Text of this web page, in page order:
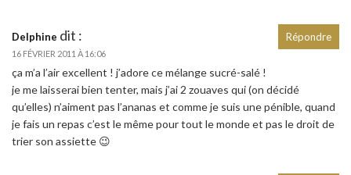
Delphine dit :
16 FÉVRIER 2011 À 16:06
ça m’a l’air excellent ! j’adore ce mélange sucré-salé !
je me laisserai bien tenter, mais j’ai 2 zouaves qui (on décidé
qu’elles) n’aiment pas l’ananas et comme je suis une pénible, quand
je fais un repas c’est le même pour tout le monde et pas le droit de
trier son assiette 😉
Répondre